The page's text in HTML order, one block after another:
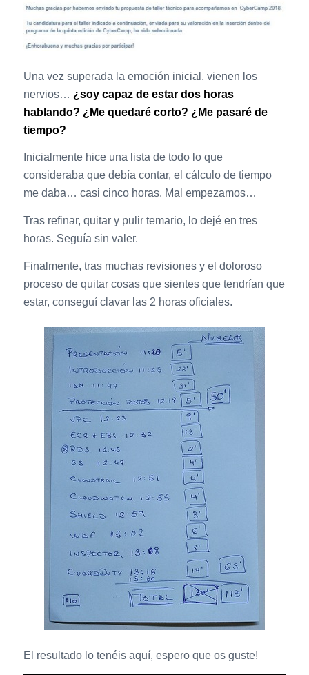
Una vez superada la emoción inicial, vienen los
nervios… ¿soy capaz de estar dos horas
hablando? ¿Me quedaré corto? ¿Me pasaré de
tiempo?
Inicialmente hice una lista de todo lo que
consideraba que debía contar, el cálculo de tiempo
me daba… casi cinco horas. Mal empezamos…
Tras refinar, quitar y pulir temario, lo dejé en tres
horas. Seguía sin valer.
Finalmente, tras muchas revisiones y el doloroso
proceso de quitar cosas que sientes que tendrían que
estar, conseguí clavar las 2 horas oficiales.
El resultado lo tenéis aquí, espero que os guste!